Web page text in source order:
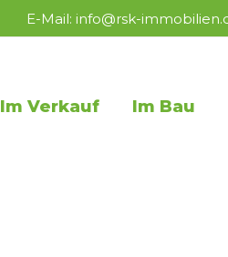
E-Mail: info@rsk-
Im Verkauf Im Bau